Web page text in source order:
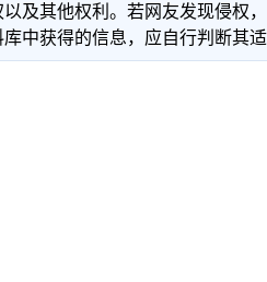
及其他权利。若网友发现侵权
中获得的信息，应自行判断其